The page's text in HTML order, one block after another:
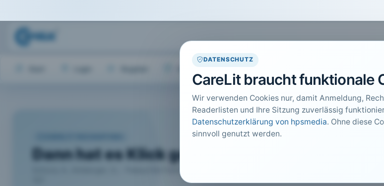
DATENSCHUTZ
CareLit braucht funktionale
Wir verwenden Cookies nur, damit Anmeldung,
Readerlisten und Ihre Sitzung zuverlässig
Datenschutzerklärung von hpsmedia. Ohne diese
sinnvoll genutzt werden.
Dann hat es Klick gemacht
Schura, A.; Amberger, S.; · Padua Die Fachzeitschrift für Pflegepädagogik, Stuttgart · 2014 · Heft 6 ·